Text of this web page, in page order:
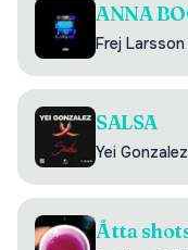
ANNA
Frej Larsson
SALSA
Yei Gonzalez
Åtta